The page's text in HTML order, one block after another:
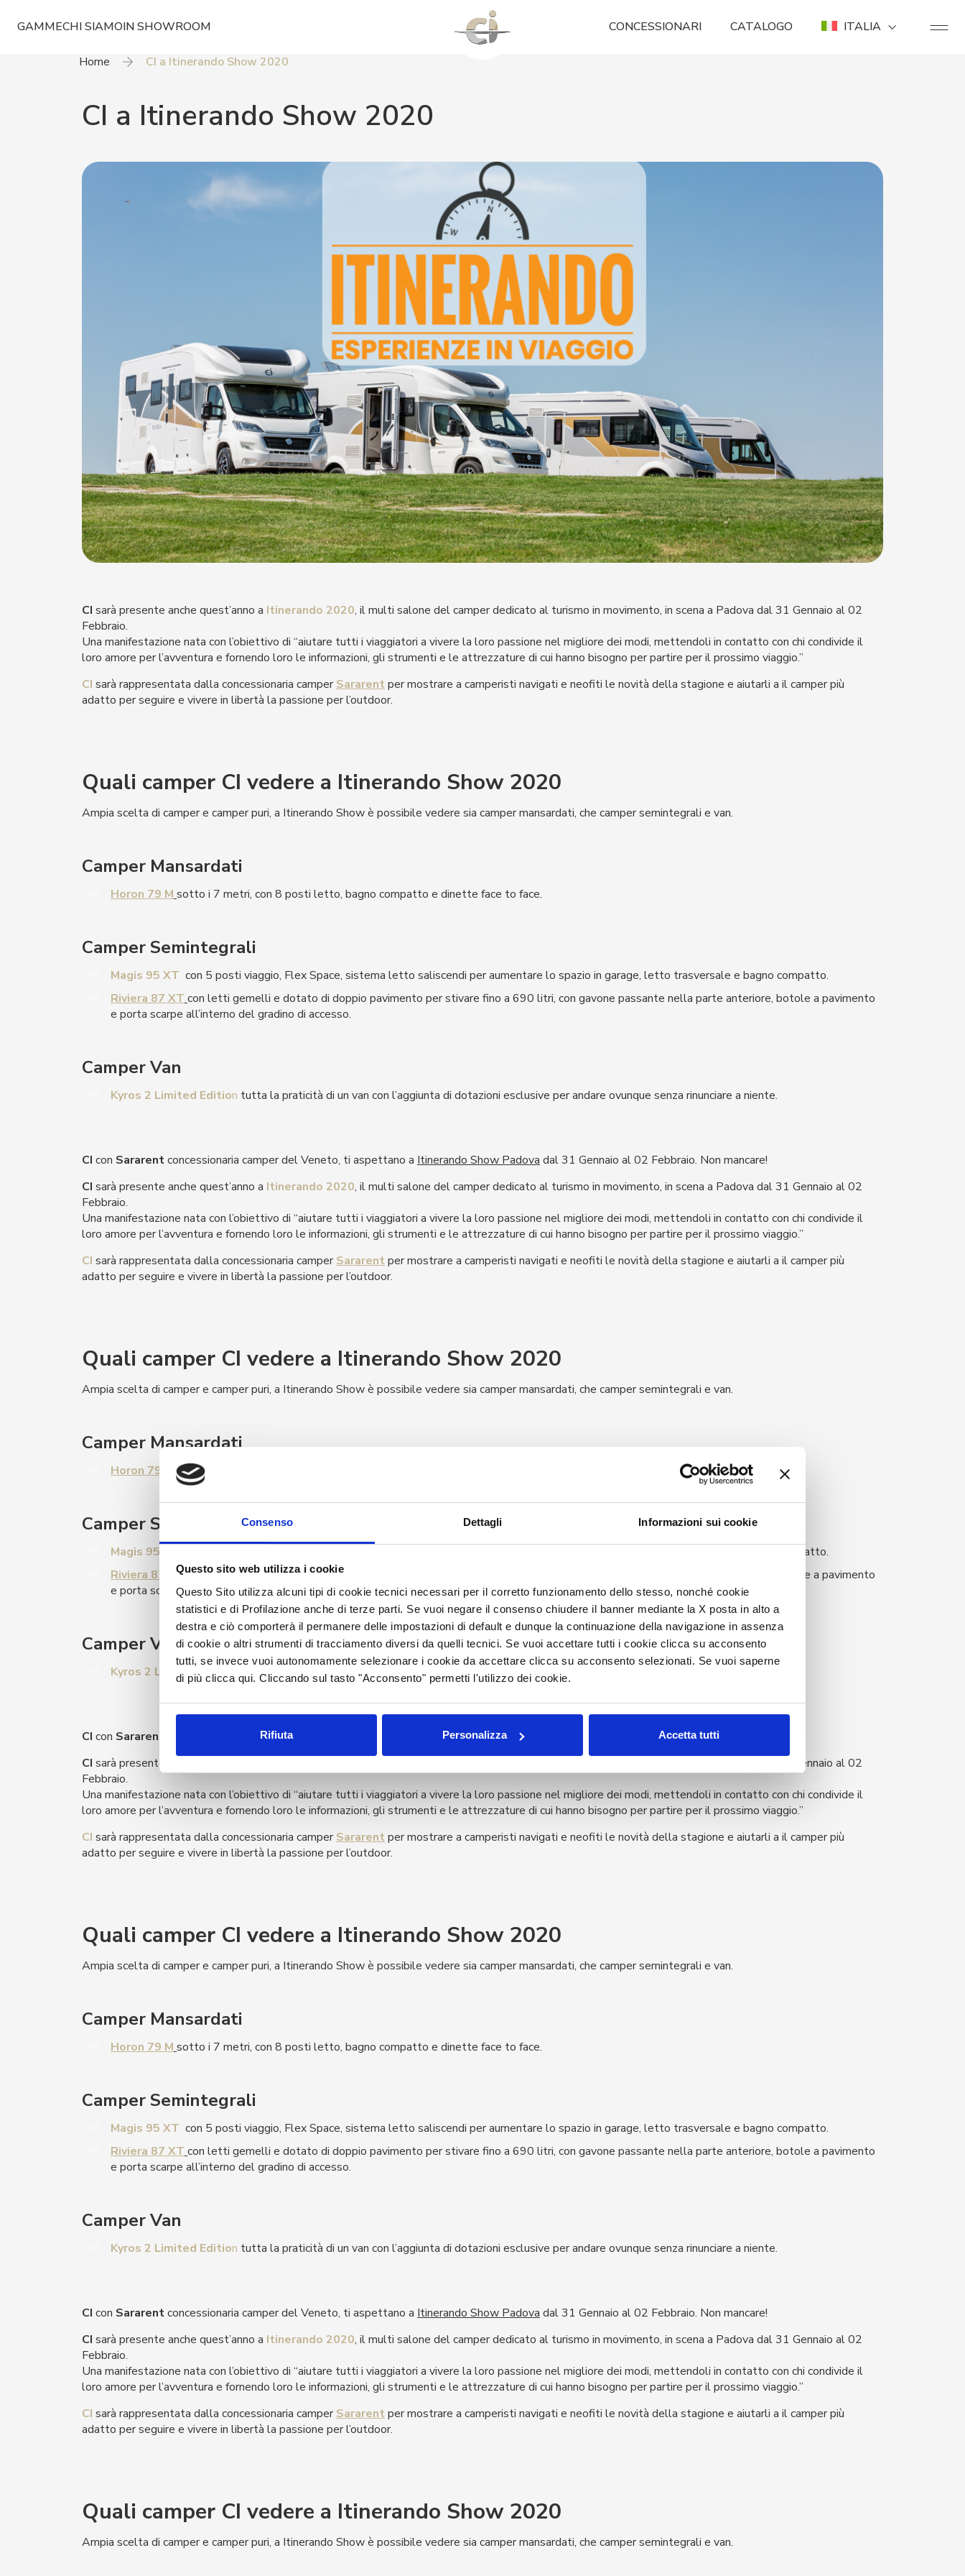
Consenso Dettagli Informazioni sui cookie
Questo sito web utilizza i cookie
Questo Sito utilizza alcuni tipi di cookie tecnici necessari per il corretto funzionamento dello stesso, nonché cookie
statistici e di Profilazione anche di terze parti. Se vuoi negare il consenso chiudere il banner mediante la X posta in alto a
destra e ciò comporterà il permanere delle impostazioni di default e dunque la continuazione della navigazione in assenza
di cookie o altri strumenti di tracciamento diversi da quelli tecnici. Se vuoi accettare tutti i cookie clicca su acconsento
tutti, se invece vuoi autonomamente selezionare i cookie da accettare clicca su acconsento selezionati. Se vuoi saperne
di più clicca qui. Cliccando sul tasto "Acconsento" permetti l'utilizzo dei cookie.
Rifiuta Personalizza Accetta tutti
GAMMECHI SIAMOIN SHOWROOM CONCESSIONARI CATALOGO ITALIA
Home CI a Itinerando Show 2020
CI a Itinerando Show 2020
CI sarà presente anche quest’anno a Itinerando 2020, il multi salone del camper dedicato al turismo in movimento, in scena a Padova dal 31 Gennaio al 02
Febbraio.
Una manifestazione nata con l’obiettivo di “aiutare tutti i viaggiatori a vivere la loro passione nel migliore dei modi, mettendoli in contatto con chi condivide il
loro amore per l’avventura e fornendo loro le informazioni, gli strumenti e le attrezzature di cui hanno bisogno per partire per il prossimo viaggio.”
CI sarà rappresentata dalla concessionaria camperSararent per mostrare a camperisti navigati e neofiti le novità della stagione e aiutarli a il camper più
adatto per seguire e vivere in libertà la passione per l’outdoor.
Quali camper CI vedere a Itinerando Show 2020
Ampia scelta di camper e camper puri, a Itinerando Show è possibile vedere sia camper mansardati, che camper semintegrali e van.
Camper Mansardati
Horon 79 M sotto i 7 metri, con 8 posti letto, bagno compatto e dinette face to face.
Camper Semintegrali
Magis 95 XT con 5 posti viaggio, Flex Space, sistema letto saliscendi per aumentare lo spazio in garage, letto trasversale e bagno compatto.
Riviera 87 XT con letti gemelli e dotato di doppio pavimento per stivare fino a 690 litri, con gavone passante nella parte anteriore, botole a pavimento
e porta scarpe all’interno del gradino di accesso.
Camper Van
Kyros 2 Limited Edition tutta la praticità di un van con l’aggiunta di dotazioni esclusive per andare ovunque senza rinunciare a niente.
CI con Sararentconcessionaria camper del Veneto, ti aspettano a Itinerando Show Padova dal 31 Gennaio al 02 Febbraio. Non mancare!
CI sarà presente anche quest’anno a Itinerando 2020, il multi salone del camper dedicato al turismo in movimento, in scena a Padova dal 31 Gennaio al 02
Febbraio.
Una manifestazione nata con l’obiettivo di “aiutare tutti i viaggiatori a vivere la loro passione nel migliore dei modi, mettendoli in contatto con chi condivide il
loro amore per l’avventura e fornendo loro le informazioni, gli strumenti e le attrezzature di cui hanno bisogno per partire per il prossimo viaggio.”
CI sarà rappresentata dalla concessionaria camperSararent per mostrare a camperisti navigati e neofiti le novità della stagione e aiutarli a il camper più
adatto per seguire e vivere in libertà la passione per l’outdoor.
Quali camper CI vedere a Itinerando Show 2020
Ampia scelta di camper e camper puri, a Itinerando Show è possibile vedere sia camper mansardati, che camper semintegrali e van.
Camper Mansardati
Horon 79 M sotto i 7 metri, con 8 posti letto, bagno compatto e dinette face to face.
Camper Semintegrali
Magis 95 XT
con 5 posti viaggio, Flex Space, sistema letto saliscendi per aumentare lo spazio in garage, letto trasversale e bagno compatto.
Riviera 87 XT con letti gemelli e dotato di doppio pavimento per stivare fino a 690 litri, con gavone passante nella parte anteriore, botole a pavimento
e porta scarpe all’interno del gradino di accesso.
Camper Van
Kyros 2 Limited Editio tutta la praticità di un van con l’aggiunta di dotazioni esclusive per andare ovunque senza rinunciare a niente.
CI con Sararent concessionaria camper del Veneto, ti aspettano a Itinerando Show Padova
dal 31 Gennaio al 02 Febbraio. Non mancare!
CI sarà presente anche quest’anno a
, il multi salone del camper dedicato al turismo in movimento, in scena a Padova dal 31 Gennaio al 02
Febbraio.
Una manifestazione nata con l’obiettivo di “aiutare tutti i viaggiatori a vivere la loro passione nel migliore dei modi, mettendoli in contatto con chi condivide il
loro amore per l’avventura e fornendo loro le informazioni, gli strumenti e le attrezzature di cui hanno bisogno per partire per il prossimo viaggio.”
CI sarà rappresentata dalla concessionaria camperSararent per mostrare a camperisti navigati e neofiti le novità della stagione e aiutarli a il camper più
adatto per seguire e vivere in libertà la passione per l’outdoor.
Quali camper CI vedere a Itinerando Show 2020
Ampia scelta di camper e camper puri, a Itinerando Show è possibile vedere sia camper mansardati, che camper semintegrali e van.
Camper Mansardati
Horon 79 M sotto i 7 metri, con 8 posti letto, bagno compatto e dinette face to face.
Camper Semintegrali
Magis 95 XT con 5 posti viaggio, Flex Space, sistema letto saliscendi per aumentare lo spazio in garage, letto trasversale e bagno compatto.
Riviera 87 XT con letti gemelli e dotato di doppio pavimento per stivare fino a 690 litri, con gavone passante nella parte anteriore, botole a pavimento
e porta scarpe all’interno del gradino di accesso.
Camper Van
Kyros 2 Limited Edition tutta la praticità di un van con l’aggiunta di dotazioni esclusive per andare ovunque senza rinunciare a niente.
CI con Sararentconcessionaria camper del Veneto, ti aspettano a Itinerando Show Padova dal 31 Gennaio al 02 Febbraio. Non mancare!
CI sarà presente anche quest’anno a Itinerando 2020, il multi salone del camper dedicato al turismo in movimento, in scena a Padova dal 31 Gennaio al 02
Febbraio.
Una manifestazione nata con l’obiettivo di “aiutare tutti i viaggiatori a vivere la loro passione nel migliore dei modi, mettendoli in contatto con chi condivide il
loro amore per l’avventura e fornendo loro le informazioni, gli strumenti e le attrezzature di cui hanno bisogno per partire per il prossimo viaggio.”
CI sarà rappresentata dalla concessionaria camperSararent per mostrare a camperisti navigati e neofiti le novità della stagione e aiutarli a il camper più
adatto per seguire e vivere in libertà la passione per l’outdoor.
Quali camper CI vedere a Itinerando Show 2020
Ampia scelta di camper e camper puri, a Itinerando Show è possibile vedere sia camper mansardati, che camper semintegrali e van.